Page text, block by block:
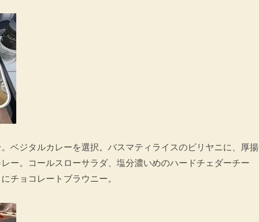
ベジタルカレーを選択。バスマティライスのビリヤニに、厚揚
ー。コールスローサラダ、塩分濃いめのハードチェダーチー
チョコレートブラウニー。